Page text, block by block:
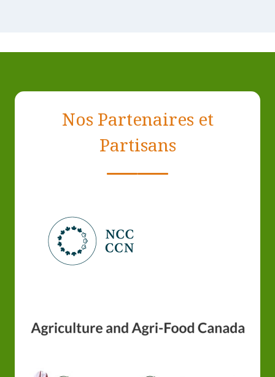
Nos Partenaires et
Partisans